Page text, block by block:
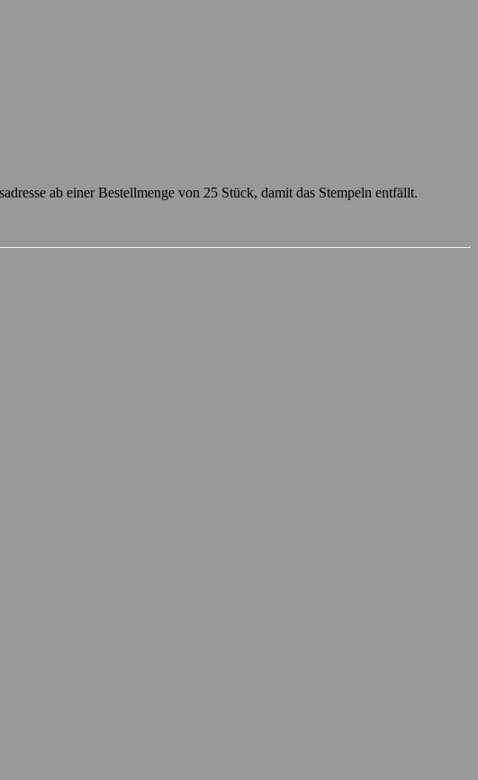
ab einer Bestellmenge von 25 Stück, damit das Stempeln entfällt.